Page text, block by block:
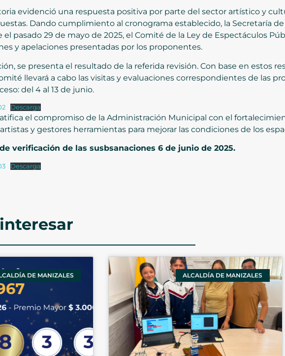
evidenció una respuesta positiva por parte del sector artístico y
Dando cumplimiento al cronograma establecido, la Secretaría
el pasado 29 de mayo de 2025, el Comité de la Ley de Espectáculos
y apelaciones presentadas por los proponentes.
se presenta el resultado de la referida revisión. Con base en estos
llevará a cabo las visitas y evaluaciones correspondientes de las
del 4 al 13 de junio.
Descarga
el compromiso de la Administración Municipal con el
y gestores herramientas para mejorar las condiciones de los
verificación de las susbsanaciones 6 de junio de 2025.
Descarga
DE MANIZALES ALCALDÍA DE MANIZALES